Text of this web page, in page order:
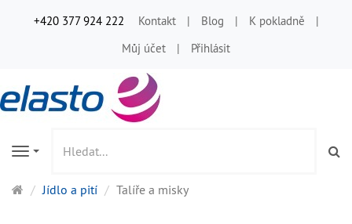
+420 377 924 222 Kontakt Blog
K pokladně
Můj účet
Přihlásit
Navigation
Hlavní
Jídlo a pití Talíře a misky